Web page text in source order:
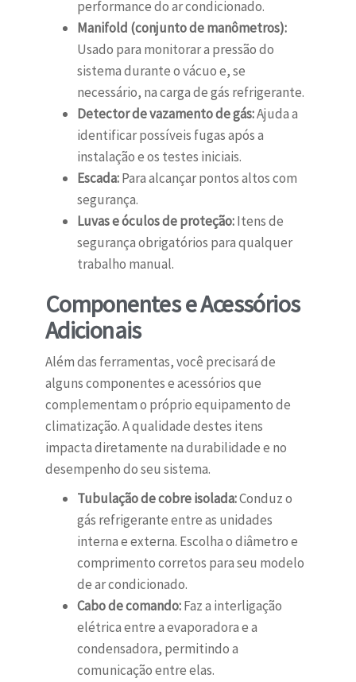
performance do ar condicionado.
Manifold (conjunto de manômetros):
Usado para monitorar a pressão do
sistema durante o vácuo e, se
necessário, na carga de gás refrigerante.
Detector de vazamento de gás:Ajuda a
identificar possíveis fugas após a
instalação e os testes iniciais.
Escada:Para alcançar pontos altos com
segurança.
Luvas e óculos de proteção:Itens de
segurança obrigatórios para qualquer
trabalho manual.
Componentes e Acessórios
Adicionais
Além das ferramentas, você precisará de
alguns componentes e acessórios que
complementam o próprio equipamento de
climatização. A qualidade destes itens
impacta diretamente na durabilidade e no
desempenho do seu sistema.
Tubulação de cobre isolada:Conduz o
gás refrigerante entre as unidades
interna e externa. Escolha o diâmetro e
comprimento corretos para seu modelo
de ar condicionado.
Cabo de comando:Faz a interligação
elétrica entre a evaporadora e a
condensadora, permitindo a
comunicação entre elas.